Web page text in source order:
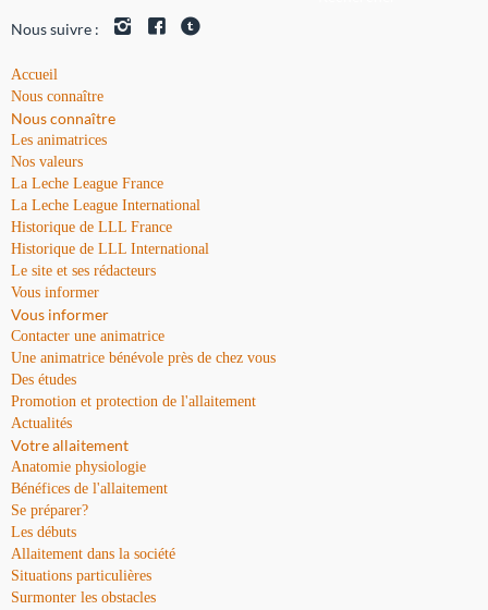
Nous suivre :
Accueil
Nous connaître
Nous connaître
Les animatrices
Nos valeurs
La Leche League France
La Leche League International
Historique de LLL France
Historique de LLL International
Le site et ses rédacteurs
Vous informer
Vous informer
Contacter une animatrice
Une animatrice bénévole près de chez vous
Des études
Promotion et protection de l'allaitement
Actualités
Votre allaitement
Anatomie physiologie
Bénéfices de l'allaitement
Se préparer?
Les débuts
Allaitement dans la société
Situations particulières
Surmonter les obstacles